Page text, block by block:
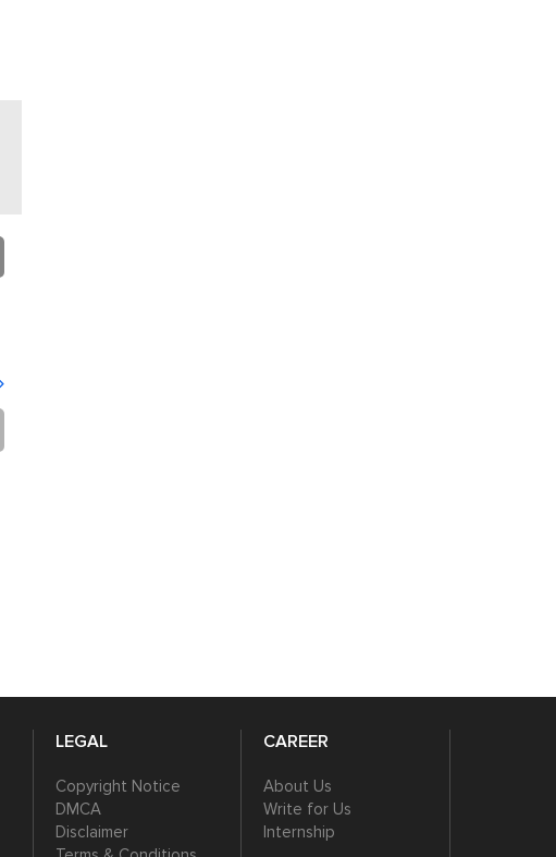
LEGAL
Copyright Notice
DMCA
Disclaimer
CAREER
About Us
Write for Us
Internship